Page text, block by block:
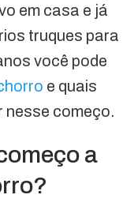
em casa e já
truques para
você pode
e quais
começo.
a